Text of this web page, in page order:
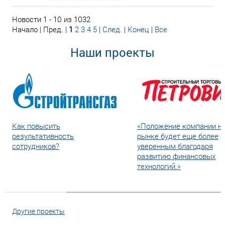
Новости 1 - 10 из 1032
Начало | Пред. | 1 2 3 4 5 | След. | Конец | Все
Наши проекты
Как повысить
результативность
сотрудников?
«Положение компании
рынке будет еще более
уверенным благодаря
развитию финансовых
технологий.»
Другие проекты